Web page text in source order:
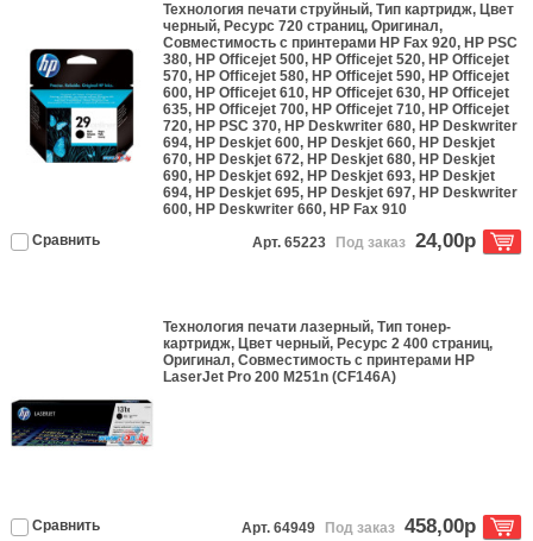
Технология печатиструйный, Типкартридж, Цвет
черный, Ресурс720 страниц,Оригинал,
Совместимость с принтерами HP Fax 920, HP PSC
380, HP Officejet 500, HP Officejet 520, HP Officejet
570, HP Officejet 580, HP Officejet 590, HP Officejet
600, HP Officejet 610, HP Officejet 630, HP Officejet
635, HP Officejet 700, HP Officejet 710, HP Officejet
720, HP PSC 370, HP Deskwriter 680, HP Deskwriter
694, HP Deskjet 600, HP Deskjet 660, HP Deskjet
670, HP Deskjet 672, HP Deskjet 680, HP Deskjet
690, HP Deskjet 692, HP Deskjet 693, HP Deskjet
694, HP Deskjet 695, HP Deskjet 697, HP Deskwriter
600, HP Deskwriter 660, HP Fax 910
Сравнить
Арт. 65223 Под заказ 24,00р
Технология печатилазерный, Типтонер-
картридж, Цветчерный, Ресурс2 400 страниц,
Оригинал, Совместимость с принтерами HP
LaserJet Pro 200 M251n (CF146A)
Сравнить Арт. 64949 Под заказ 458,00р